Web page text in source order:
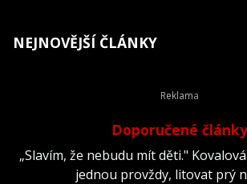
NEJNOVĚJŠÍ ČLÁNKY
Doporučené články
„Slavím, že nebudu mít děti."
jednou provždy, litovat prý